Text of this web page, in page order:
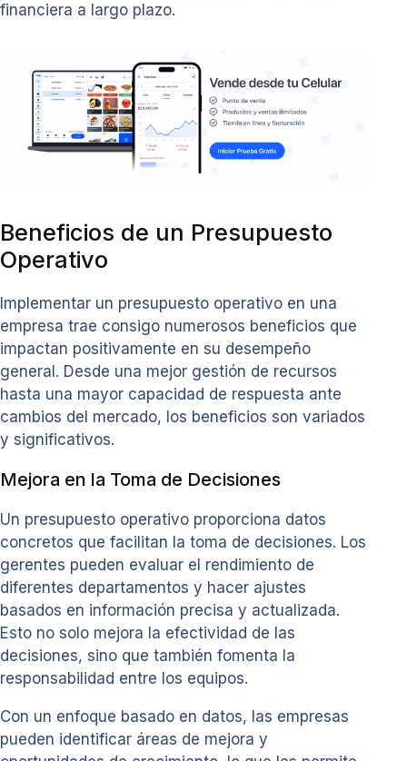
financiera a largo plazo.
Beneficios de un Presupuesto
Operativo
Implementar un presupuesto operativo en una
empresa trae consigo numerosos beneficios que
impactan positivamente en su desempeño
general. Desde una mejor gestión de recursos
hasta una mayor capacidad de respuesta ante
cambios del mercado, los beneficios son variados
y significativos.
Mejora en la Toma de Decisiones
Un presupuesto operativo proporciona datos
concretos que facilitan la toma de decisiones. Los
gerentes pueden evaluar el rendimiento de
diferentes departamentos y hacer ajustes
basados en información precisa y actualizada.
Esto no solo mejora la efectividad de las
decisiones, sino que también fomenta la
responsabilidad entre los equipos.
Con un enfoque basado en datos, las empresas
pueden identificar áreas de mejora y